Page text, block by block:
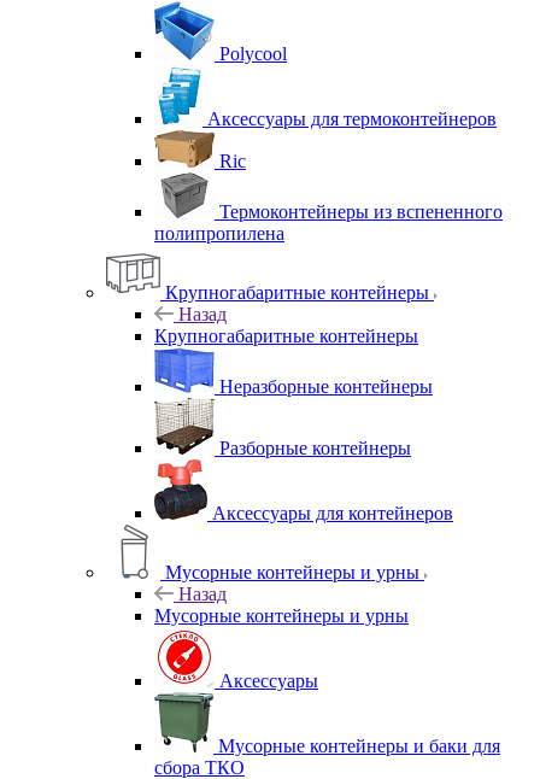
Polycool
Аксессуары для термоконтейнеров
Ric
Термоконтейнеры из вспененного
полипропилена
Крупногабаритные контейнеры
Назад
Крупногабаритные контейнеры
Неразборные контейнеры
Разборные контейнеры
Аксессуары для контейнеров
Мусорные контейнеры и урны
Назад
Мусорные контейнеры и урны
Аксессуары
Мусорные контейнеры и баки для
сбора ТКО